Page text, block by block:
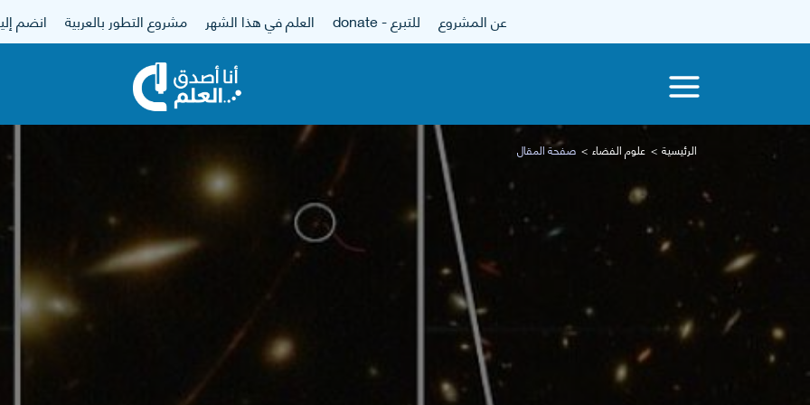
عن المشروع للتبرع - donate العلم في هذا الشهر مشروع التطور بالعربية انضم
الرئيسية علوم الفضاء صفحة المقال